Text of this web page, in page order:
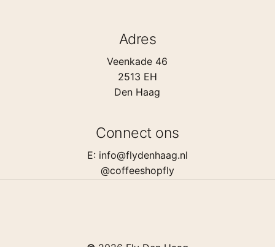
Adres
Veenkade 46
2513 EH
Den Haag
Connect ons
E: info@flydenhaag.nl
@coffeeshopfly